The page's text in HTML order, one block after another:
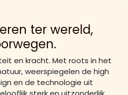
ter wereld,
en kracht. Met roots in het
weerspiegelen de high
en de technologie uit